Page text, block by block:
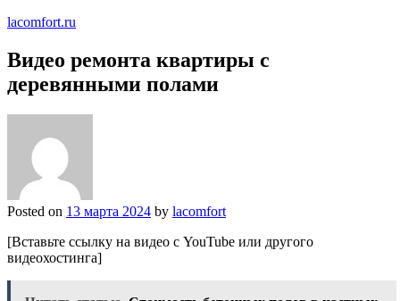
lacomfort.ru
Видео ремонта квартиры с
деревянными полами
Posted on 13 марта 2024 by lacomfort
[Вставьте ссылку на видео с YouTube или другого
видеохостинга]